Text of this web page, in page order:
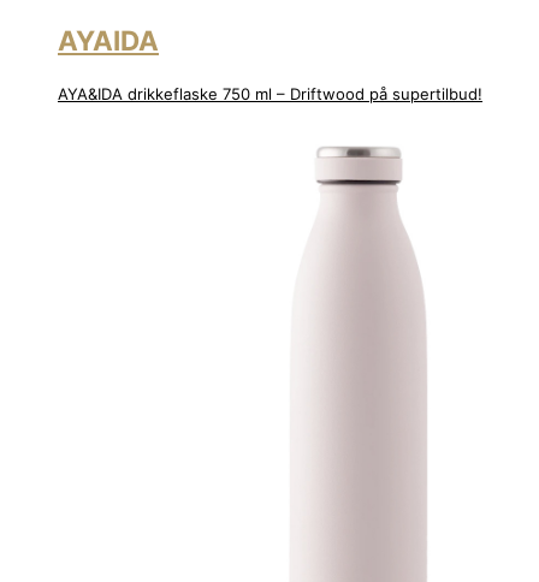
AYAIDA
AYA&IDA drikkeflaske 750 ml – Driftwood på supertilbud!